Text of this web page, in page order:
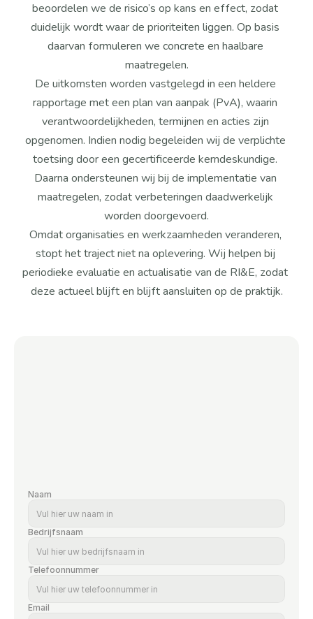
beoordelen we de risico’s op kans en effect, zodat
duidelijk wordt waar de prioriteiten liggen. Op basis
daarvan formuleren we concrete en haalbare
maatregelen.
De uitkomsten worden vastgelegd in een heldere
rapportage met een plan van aanpak (PvA), waarin
verantwoordelijkheden, termijnen en acties zijn
opgenomen. Indien nodig begeleiden wij de verplichte
toetsing door een gecertificeerde kerndeskundige.
Daarna ondersteunen wij bij de implementatie van
maatregelen, zodat verbeteringen daadwerkelijk
worden doorgevoerd.
Omdat organisaties en werkzaamheden veranderen,
stopt het traject niet na oplevering. Wij helpen bij
periodieke evaluatie en actualisatie van de RI&E, zodat
deze actueel blijft en blijft aansluiten op de praktijk.
Naam
Bedrijfsnaam
Telefoonnummer
Email